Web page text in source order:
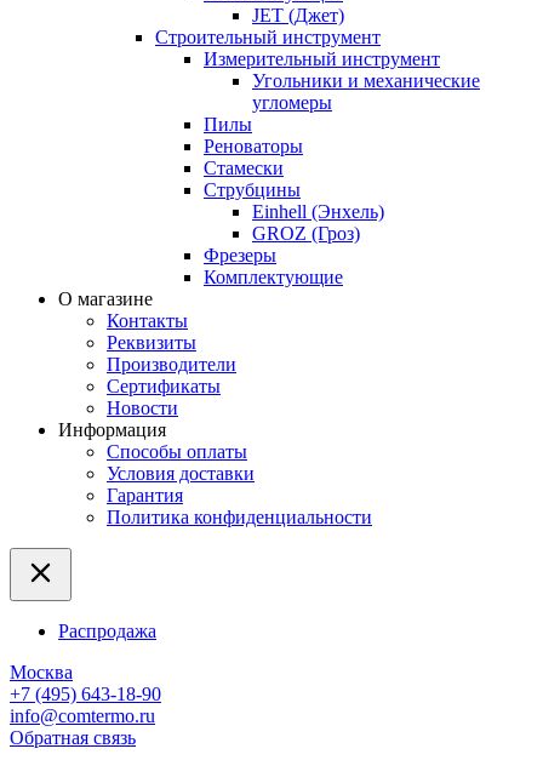
JET (Джет)
Строительный инструмент
Измерительный инструмент
Угольники и механические
угломеры
Пилы
Реноваторы
Стамески
Струбцины
Einhell (Энхель)
GROZ (Гроз)
Фрезеры
Комплектующие
О магазине
Контакты
Реквизиты
Производители
Сертификаты
Новости
Информация
Способы оплаты
Условия доставки
Гарантия
Политика конфиденциальности
Распродажа
Москва
+7 (495) 643-18-90
info@comtermo.ru
Обратная связь